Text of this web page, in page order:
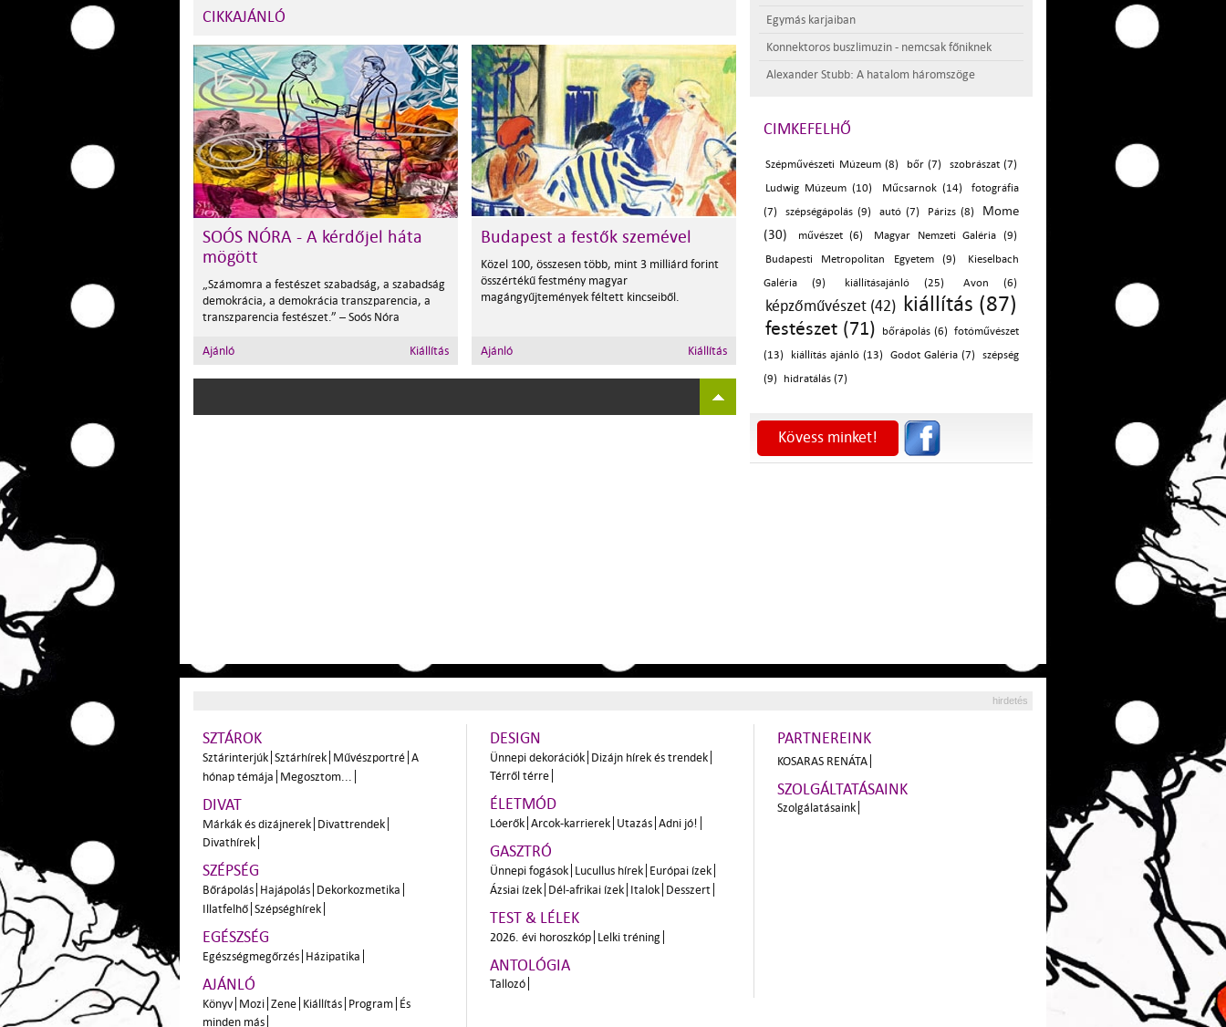
CIKKAJÁNLÓ
SOÓS NÓRA - A kérdőjel háta
mögött
„Számomra a festészet szabadság, a szabadság
demokrácia, a demokrácia transzparencia, a
transzparencia festészet.” – Soós Nóra
Ajánló Kiállítás
Budapest a festők szemével
Közel 100, összesen több, mint 3 milliárd forint
összértékű festmény magyar
magángyűjtemények féltett kincseiből.
Ajánló Kiállítás
Egymás karjaiban
Konnektoros buszlimuzin - nemcsak főniknek
Alexander Stubb: A hatalom háromszöge
CIMKEFELHŐ
Szépművészeti Múzeum (8) bőr (7)
szobrászat (7)
Ludwig Múzeum (10)
Műcsarnok (14)
fotográfia
(7)
szépségápolás (9) autó (7) Párizs (8)
Mome
(30)
művészet (6)
Magyar Nemzeti Galéria (9)
Budapesti Metropolitan Egyetem (9)
Kieselbach
Galéria (9)
kiállításajánló (25) Avon (6)
képzőművészet (42) kiállítás (87)
festészet (71) bőrápolás (6)
fotóművészet
(13)
kiállítás ajánló (13) Godot Galéria (7)
szépség
(9)
hidratálás (7)
Kövess minket!
hirdetés
SZTÁROK
Sztárinterjúk Sztárhírek Művészportré A
hónap témája Megosztom...
DIVAT
Márkák és dizájnerek Divattrendek
Divathírek
SZÉPSÉG
Bőrápolás Hajápolás Dekorkozmetika
Illatfelhő Szépséghírek
EGÉSZSÉG
Egészségmegőrzés Házipatika
AJÁNLÓ
Könyv Mozi Zene Kiállítás Program És
minden más
DESIGN
Ünnepi dekorációk Dizájn hírek és trendek
Térről térre
ÉLETMÓD
Lóerők Arcok-karrierek Utazás Adni jó!
GASZTRÓ
Ünnepi fogások Lucullus hírek Európai ízek
Ázsiai ízek Dél-afrikai ízek Italok Desszert
TEST & LÉLEK
2026. évi horoszkóp Lelki tréning
ANTOLÓGIA
Tallozó
PARTNEREINK
KOSARAS RENÁTA
SZOLGÁLTATÁSAINK
Szolgálatásaink